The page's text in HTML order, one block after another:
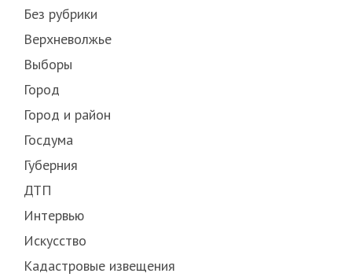
Без рубрики
Верхневолжье
Выборы
Город
Город и район
Госдума
Губерния
ДТП
Интервью
Искусство
Кадастровые извещения